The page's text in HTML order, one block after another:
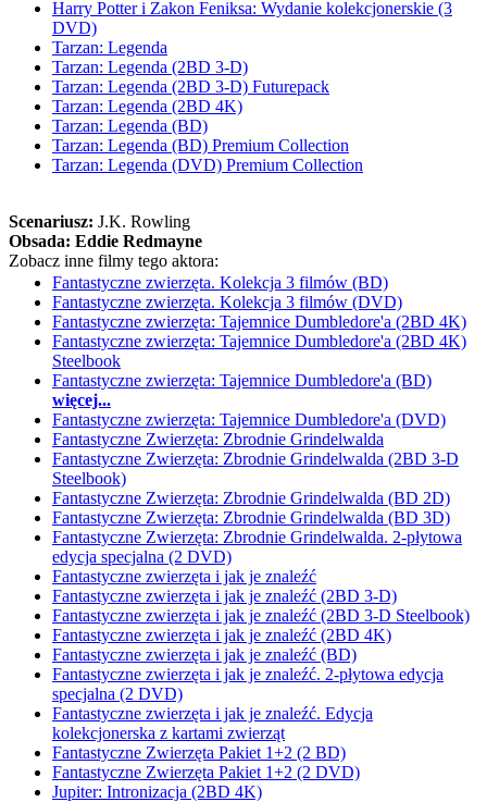
Harry Potter i Zakon Feniksa: Wydanie kolekcjonerskie (3
DVD)
Tarzan: Legenda
Tarzan: Legenda (2BD 3-D)
Tarzan: Legenda (2BD 3-D) Futurepack
Tarzan: Legenda (2BD 4K)
Tarzan: Legenda (BD)
Tarzan: Legenda (BD) Premium Collection
Tarzan: Legenda (DVD) Premium Collection
Scenariusz: J.K. Rowling
Obsada: Eddie Redmayne
Zobacz inne filmy tego aktora:
Fantastyczne zwierzęta. Kolekcja 3 filmów (BD)
Fantastyczne zwierzęta. Kolekcja 3 filmów (DVD)
Fantastyczne zwierzęta: Tajemnice Dumbledore'a (2BD 4K)
Fantastyczne zwierzęta: Tajemnice Dumbledore'a (2BD 4K)
Steelbook
Fantastyczne zwierzęta: Tajemnice Dumbledore'a (BD)
więcej...
Fantastyczne zwierzęta: Tajemnice Dumbledore'a (DVD)
Fantastyczne Zwierzęta: Zbrodnie Grindelwalda
Fantastyczne Zwierzęta: Zbrodnie Grindelwalda (2BD 3-D
Steelbook)
Fantastyczne Zwierzęta: Zbrodnie Grindelwalda (BD 2D)
Fantastyczne Zwierzęta: Zbrodnie Grindelwalda (BD 3D)
Fantastyczne Zwierzęta: Zbrodnie Grindelwalda. 2-płytowa
edycja specjalna (2 DVD)
Fantastyczne zwierzęta i jak je znaleźć
Fantastyczne zwierzęta i jak je znaleźć (2BD 3-D)
Fantastyczne zwierzęta i jak je znaleźć (2BD 3-D Steelbook)
Fantastyczne zwierzęta i jak je znaleźć (2BD 4K)
Fantastyczne zwierzęta i jak je znaleźć (BD)
Fantastyczne zwierzęta i jak je znaleźć. 2-płytowa edycja
specjalna (2 DVD)
Fantastyczne zwierzęta i jak je znaleźć. Edycja
kolekcjonerska z kartami zwierząt
Fantastyczne Zwierzęta Pakiet 1+2 (2 BD)
Fantastyczne Zwierzęta Pakiet 1+2 (2 DVD)
Jupiter: Intronizacja (2BD 4K)